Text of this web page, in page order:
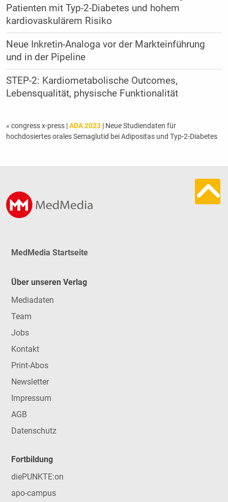
Patienten mit Typ-2-Diabetes und hohem
kardiovaskulärem Risiko
Neue Inkretin-Analoga vor der Markteinführung
und in der Pipeline
STEP-2: Kardiometabolische ­Outcomes,
Lebensqualität, ­physische Funktionalität
« congress x-press |ADA 2023| Neue Studiendaten für
hochdosiertes orales Semaglutid bei Adipositas und Typ-2-Diabetes
MedMedia Startseite
Über unseren Verlag
Mediadaten
Team
Jobs
Kontakt
Print-Abos
Newsletter
Impressum
AGB
Datenschutz
Fortbildung
diePUNKTE:on
apo-campus